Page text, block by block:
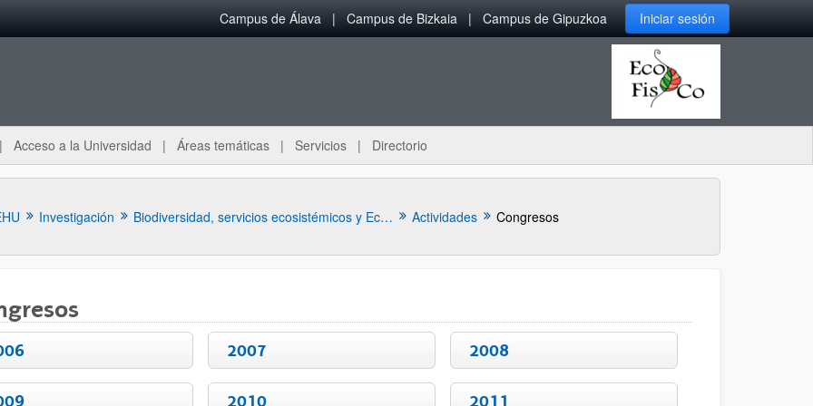
Campus de Álava Campus de Bizkaia Campus de Gipuzkoa Iniciar sesión
Acceso a la Universidad Áreas temáticas Servicios Directorio
Investigación Biodiversidad, servicios ecosistémicos y Ecofisiología del Estrés y de la Contaminación en Plantas Actividades Congresos
subpáginas
2007 2008
2010 2011